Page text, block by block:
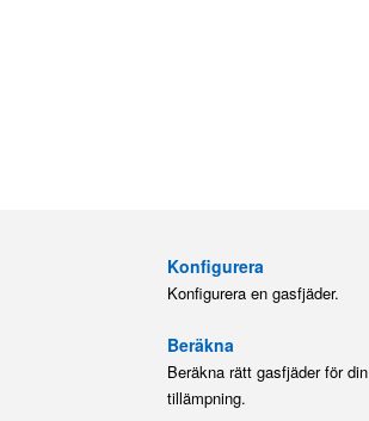
Konfigurera
Konfigurera en gasfjäder.
Beräkna
Beräkna rätt gasfjäder för din
tillämpning.